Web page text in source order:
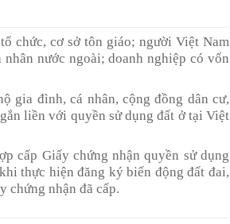
chức, cơ sở tôn giáo; người Việt Nam
nước ngoài; doanh nghiệp có vốn
gia đình, cá nhân, cộng đồng dân cư,
liền với quyền sử dụng đất ở tại Việt
cấp Giấy chứng nhận quyền sử dụng
thực hiện đăng ký biến động đất đai,
chứng nhận đã cấp.